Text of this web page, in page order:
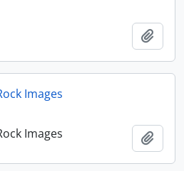
Images
Images